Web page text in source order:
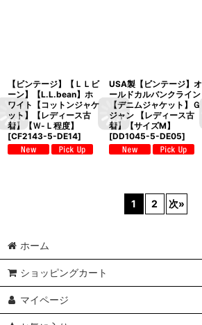
【ビンテージ】【ＬＬビ
ーン】【L.L.bean】ホ
ワイト【コットンジャケ
ット】【レディース古
着】【Ｗ-Ｌ程度】
[CF2143-5-DE14]
USA製【ビンテージ】オ
ールドカルバンクライン
【デニムジャケット】Ｇ
ジャン 【レディース古
着】【サイズM】
[DD1045-5-DE05]
1 2 次»
ホーム
ショッピングカート
マイページ